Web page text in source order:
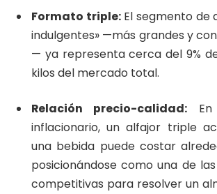
Formato triple:El segmento de
indulgentes» —más grandes y
— ya representa cerca del 9%
kilos del mercado total.
Relación precio-calidad: En
inflacionario, un alfajor triple
una bebida puede costar
posicionándose como una de
competitivas para resolver un